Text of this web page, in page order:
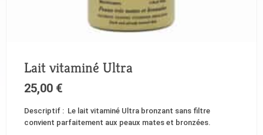
Lait vitaminé Ultra
25,00 €
Descriptif : Le lait vitaminé Ultra bronzant sans filtre
convient parfaitement aux peaux mates et bronzées.